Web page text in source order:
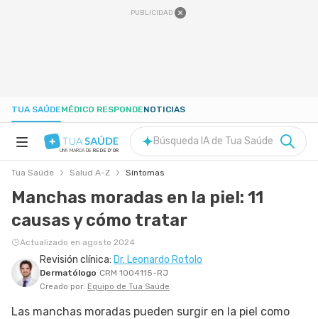
PUBLICIDAD
TUA SAÚDEMÉDICO RESPONDENOTICIAS
NUTRICIÓN
EMBARAZO
UNA MARCA DE REDE D'OR
Búsqueda IA de Tua Saúde
Tua Saúde Salud A-Z Síntomas
Manchas moradas en la piel: 11
causas y cómo tratar
Actualizado en agosto 2024
Revisión clínica: Dr. Leonardo Rotolo
Dermatólogo CRM 1004115-RJ
Creado por: Equipo de Tua Saúde
Las manchas moradas pueden surgir en la piel como